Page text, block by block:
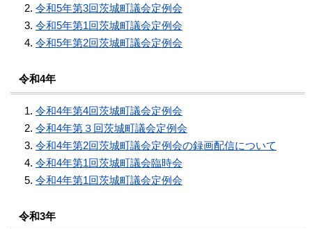
令和5年第3回茨城町議会定例会
令和5年第1回茨城町議会定例会
令和5年第2回茨城町議会定例会
令和4年
令和4年第4回茨城町議会定例会
令和4年第３回茨城町議会定例会
令和4年第2回茨城町議会定例会の録画配信について
令和4年第1回茨城町議会臨時会
令和4年第1回茨城町議会定例会
令和3年